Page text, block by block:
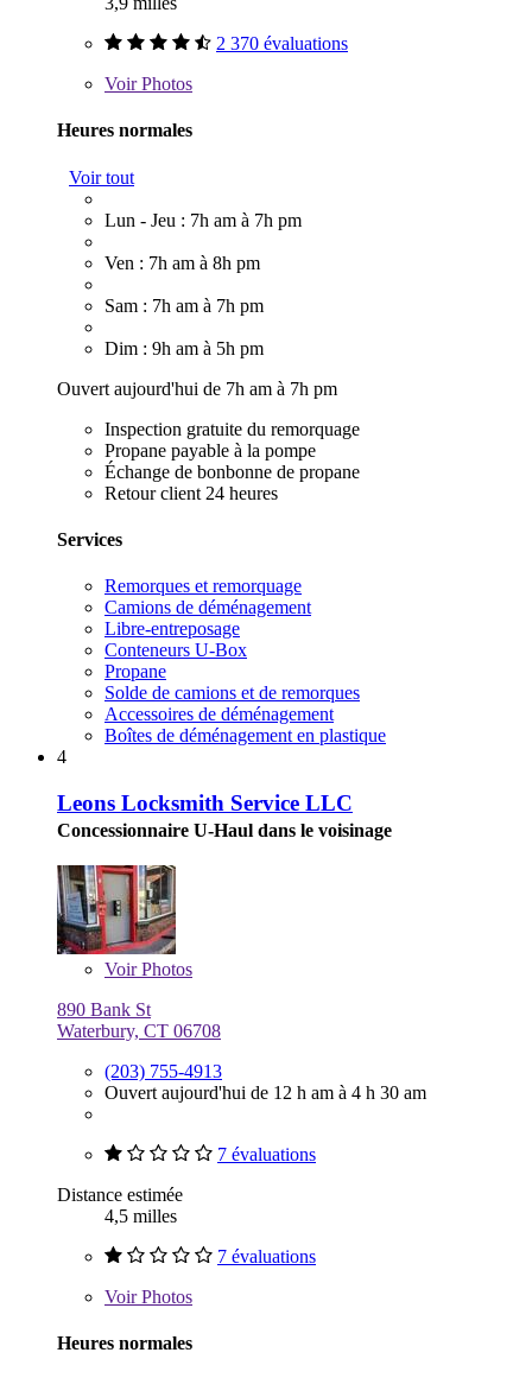
2 370 évaluations
VoirPhotos
Heures normales
Voir tout
Lun - Jeu : 7h am à 7h pm
Ven : 7h am à 8h pm
Sam : 7h am à 7h pm
Dim : 9h am à 5h pm
Ouvert aujourd'hui de 7h am à 7h pm
Inspection gratuite du remorquage
Propane payable à la pompe
Échange de bonbonne de propane
Retour client 24 heures
Services
Remorques et remorquage
Camions de déménagement
Libre-entreposage
Conteneurs U-Box
Propane
Solde de camions et de remorques
Accessoires de déménagement
Boîtes de déménagement en plastique
4
Leons Locksmith Service LLC
Concessionnaire U-Haul dans le voisinage
VoirPhotos
890 Bank St
Waterbury, CT 06708
(203) 755-4913
Ouvert aujourd'hui de 12 h am à 4 h 30 am
7 évaluations
Distance estimée
4,5 milles
7 évaluations
VoirPhotos
Heures normales